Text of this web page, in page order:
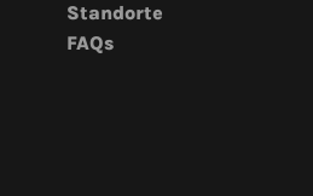
Standorte
FAQs